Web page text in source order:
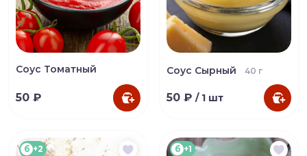
Соус Томатный
50 ₽
Соус Сырный 40 г
50 ₽ / 1 шт
б +2 б +1